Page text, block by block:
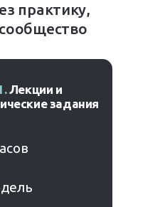
практику,
Лекции и
задания